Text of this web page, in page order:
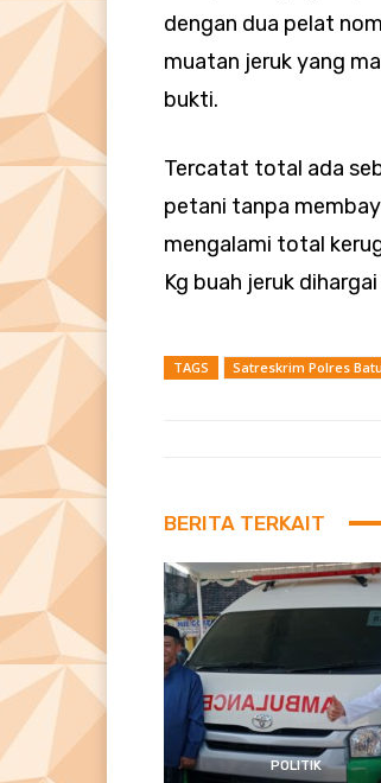
dengan dua pelat
muatan jeruk yang
bukti.
Tercatat total ada
petani tanpa
mengalami total
Kg buah jeruk
TAGS Satreskrim Polres
BERITA TERKAIT
POLITIK